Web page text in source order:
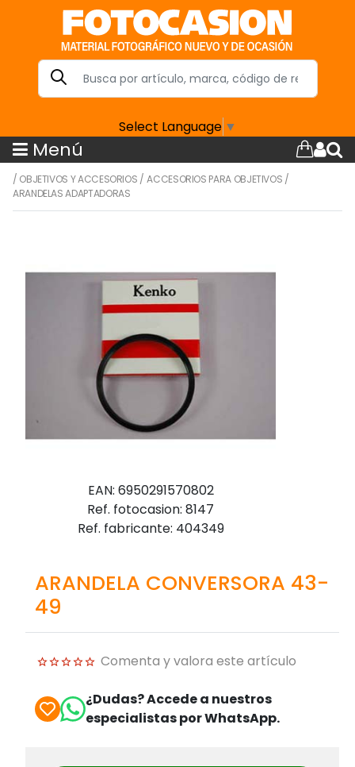
Select Language ▼
Menú
/ OBJETIVOS Y ACCESORIOS /ACCESORIOS PARA OBJETIVOS /
ARANDELAS ADAPTADORAS
EAN: 6950291570802
Ref. fotocasion: 8147
Ref. fabricante: 404349
ARANDELA CONVERSORA 43-
49
Comenta y valora este artículo
¿Dudas? Accede a nuestros
especialistas por WhatsApp.